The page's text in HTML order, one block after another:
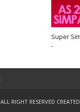
Super
-
ALL RIGHT RESERVED